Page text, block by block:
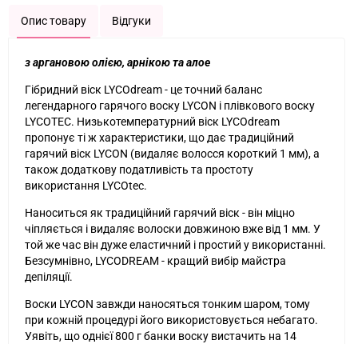
Опис товару Відгуки
з аргановою олією, арнікою та алое
Гібридний віск LYCOdream - це точний баланс
легендарного гарячого воску LYCON і плівкового воску
LYCOTEC. Низькотемпературний віск LYCOdream
пропонує ті ж характеристики, що дає традиційний
гарячий віск LYCON (видаляє волосся короткий 1 мм), а
також додаткову податливість та простоту
використання LYCOtec.
Наноситься як традиційний гарячий віск - він міцно
чіпляється і видаляє волоски довжиною вже від 1 мм. У
той же час він дуже еластичний і простий у використанні.
Безсумнівно, LYCODREAM - кращий вибір майстра
депіляції.
Воски LYCON завжди наносяться тонким шаром, тому
при кожній процедурі його використовується небагато.
Уявіть, що однієї 800 г банки воску вистачить на 14